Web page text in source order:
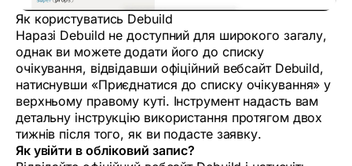
Як користуватись Debuild
Наразі Debuild не доступний для широкого загалу,
однак ви можете додати його до списку
очікування, відвідавши офіційний вебсайт Debuild,
натиснувши «Приєднатися до списку очікування» у
верхньому правому куті. Інструмент надасть вам
детальну інструкцію використання протягом двох
тижнів після того, як ви подасте заявку.
Як увійти в обліковий запис?